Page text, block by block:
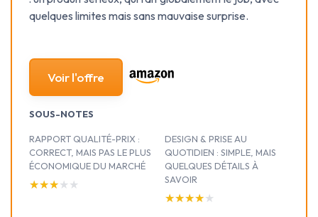
quelques limites mais sans mauvaise surprise.
Voir l'offre
SOUS-NOTES
RAPPORT QUALITÉ-PRIX :
CORRECT, MAIS PAS LE PLUS
ÉCONOMIQUE DU MARCHÉ
★★★★★
★★★★★
DESIGN & PRISE AU
QUOTIDIEN : SIMPLE, MAIS
QUELQUES DÉTAILS À
SAVOIR
★★★★★
★★★★★